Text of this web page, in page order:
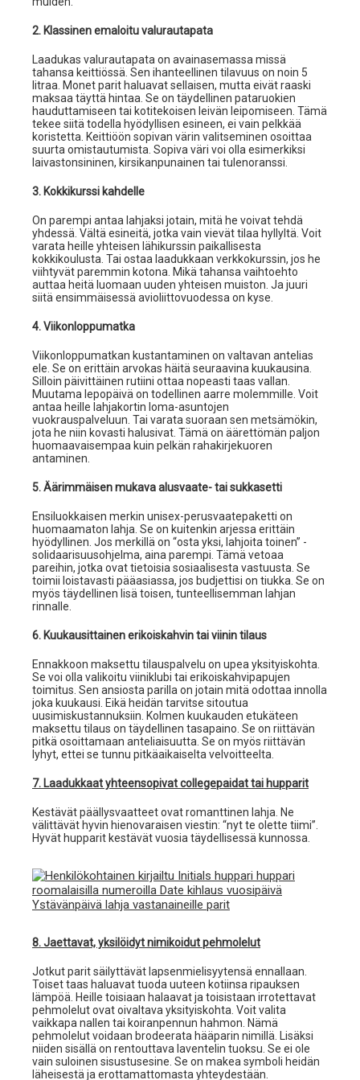
2. Klassinen emaloitu valurautapata
Laadukas valurautapata on avainasemassa missä
tahansa keittiössä. Sen ihanteellinen tilavuus on noin 5
litraa. Monet parit haluavat sellaisen, mutta eivät raaski
maksaa täyttä hintaa. Se on täydellinen pataruokien
hauduttamiseen tai kotitekoisen leivän leipomiseen. Tämä
tekee siitä todella hyödyllisen esineen, ei vain pelkkää
koristetta. Keittiöön sopivan värin valitseminen osoittaa
suurta omistautumista. Sopiva väri voi olla esimerkiksi
laivastonsininen, kirsikanpunainen tai tulenoranssi.
3. Kokkikurssi kahdelle
On parempi antaa lahjaksi jotain, mitä he voivat tehdä
yhdessä. Vältä esineitä, jotka vain vievät tilaa hyllyltä. Voit
varata heille yhteisen lähikurssin paikallisesta
kokkikoulusta. Tai ostaa laadukkaan verkkokurssin, jos he
viihtyvät paremmin kotona. Mikä tahansa vaihtoehto
auttaa heitä luomaan uuden yhteisen muiston. Ja juuri
siitä ensimmäisessä avioliittovuodessa on kyse.
4. Viikonloppumatka
Viikonloppumatkan kustantaminen on valtavan antelias
ele. Se on erittäin arvokas häitä seuraavina kuukausina.
Silloin päivittäinen rutiini ottaa nopeasti taas vallan.
Muutama lepopäivä on todellinen aarre molemmille. Voit
antaa heille lahjakortin loma-asuntojen
vuokrauspalveluun. Tai varata suoraan sen metsämökin,
jota he niin kovasti halusivat. Tämä on äärettömän paljon
huomaavaisempaa kuin pelkän rahakirjekuoren
antaminen.
5. Äärimmäisen mukava alusvaate- tai sukkasetti
Ensiluokkaisen merkin unisex-perusvaatepaketti on
huomaamaton lahja. Se on kuitenkin arjessa erittäin
hyödyllinen. Jos merkillä on “osta yksi, lahjoita toinen” -
solidaarisuusohjelma, aina parempi. Tämä vetoaa
pareihin, jotka ovat tietoisia sosiaalisesta vastuusta. Se
toimii loistavasti pääasiassa, jos budjettisi on tiukka. Se on
myös täydellinen lisä toisen, tunteellisemman lahjan
rinnalle.
6. Kuukausittainen erikoiskahvin tai viinin tilaus
Ennakkoon maksettu tilauspalvelu on upea yksityiskohta.
Se voi olla valikoitu viiniklubi tai erikoiskahvipapujen
toimitus. Sen ansiosta parilla on jotain mitä odottaa innolla
joka kuukausi. Eikä heidän tarvitse sitoutua
uusimiskustannuksiin. Kolmen kuukauden etukäteen
maksettu tilaus on täydellinen tasapaino. Se on riittävän
pitkä osoittamaan anteliaisuutta. Se on myös riittävän
lyhyt, ettei se tunnu pitkäaikaiselta velvoitteelta.
7. Laadukkaat yhteensopivat collegepaidat tai hupparit
Kestävät päällysvaatteet ovat romanttinen lahja. Ne
välittävät hyvin hienovaraisen viestin: “nyt te olette tiimi”.
Hyvät hupparit kestävät vuosia täydellisessä kunnossa.
8. Jaettavat, yksilöidyt nimikoidut pehmolelut
Jotkut parit säilyttävät lapsenmielisyytensä ennallaan.
Toiset taas haluavat tuoda uuteen kotiinsa ripauksen
lämpöä. Heille toisiaan halaavat ja toisistaan irrotettavat
pehmolelut ovat oivaltava yksityiskohta. Voit valita
vaikkapa nallen tai koiranpennun hahmon. Nämä
pehmolelut voidaan brodeerata hääparin nimillä. Lisäksi
niiden sisällä on rentouttava laventelin tuoksu. Se ei ole
vain suloinen sisustusesine. Se on makea symboli heidän
läheisestä ja erottamattomasta yhteydestään.